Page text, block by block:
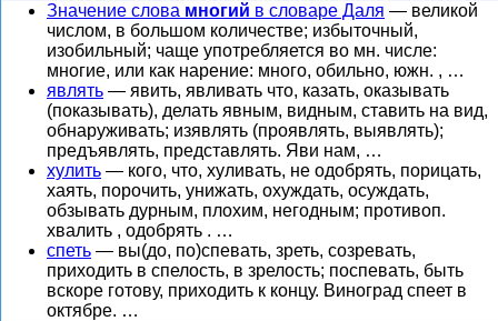
Значение слова многий в словаре Даля — великой
числом, в большом количестве; избыточный,
изобильный; чаще употребляется во мн. числе:
многие, или как нарение: много, обильно, южн. , …
являть — явить, явливать что, казать, оказывать
(показывать), делать явным, видным, ставить на вид,
обнаруживать; изявлять (проявлять, выявлять);
предъявлять, представлять. Яви нам, …
хулить — кого, что, хуливать, не одобрять, порицать,
хаять, порочить, унижать, охуждать, осуждать,
обзывать дурным, плохим, негодным; противоп.
хвалить , одобрять . …
спеть — вы(до, по)спевать, зреть, созревать,
приходить в спелость, в зрелость; поспевать, быть
вскоре готову, приходить к концу. Виноград спеет в
октябре. …